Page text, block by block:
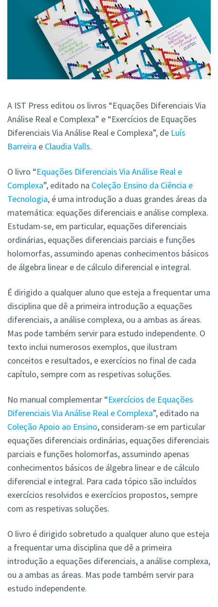
A IST Press editou os livros “Equações Diferenciais Via
Análise Real e Complexa” e “Exercícios de Equações
Diferenciais Via Análise Real e Complexa”, de Luís
Barreira e Claudia Valls.
O livro “Equações Diferenciais Via Análise Real e
Complexa”, editado na Coleção Ensino da Ciência e
Tecnologia, é uma introdução a duas grandes áreas da
matemática: equações diferenciais e análise complexa.
Estudam-se, em particular, equações diferenciais
ordinárias, equações diferenciais parciais e funções
holomorfas, assumindo apenas conhecimentos básicos
de álgebra linear e de cálculo diferencial e integral.
É dirigido a qualquer aluno que esteja a frequentar uma
disciplina que dê a primeira introdução a equações
diferenciais, a análise complexa, ou a ambas as áreas.
Mas pode também servir para estudo independente. O
texto inclui numerosos exemplos, que ilustram
conceitos e resultados, e exercícios no final de cada
capítulo, sempre com as respetivas soluções.
No manual complementar “Exercícios de Equações
Diferenciais Via Análise Real e Complexa”, editado na
Coleção Apoio ao Ensino, consideram-se em particular
equações diferenciais ordinárias, equações diferenciais
parciais e funções holomorfas, assumindo apenas
conhecimentos básicos de álgebra linear e de cálculo
diferencial e integral. Para cada tópico são incluídos
exercícios resolvidos e exercícios propostos, sempre
com as respetivas soluções.
O livro é dirigido sobretudo a qualquer aluno que esteja
a frequentar uma disciplina que dê a primeira
introdução a equações diferenciais, a análise complexa,
ou a ambas as áreas. Mas pode também servir para
estudo independente.